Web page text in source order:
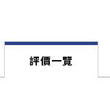
評價一覽